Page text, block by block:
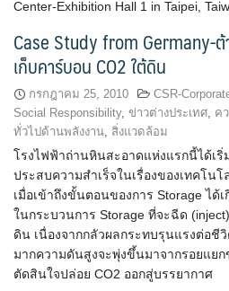
Center-Exhibition Hall 1 in Taipei,
Case Study from Germany-
เก็บคาร์บอน CO2 ใต้ดิน
กรกฎาคม 25, 2010
CSR-
Social Responsibility, ข่าวต่างประเทศ, ค
ทั่วไปด้านพลังงาน, สิ่งแวดล้อม
โรงไฟฟ้าถ่านหินสะอาดแห่งแรกนี้ได้เริ่
ประสบความสำเร็จในเรื่องของเทคโนโ
เมื่อเข้าถึงขั้นตอนของการ Storage ได้
ในกระบวนการ Storage ที่จะฉีด
ดิน เนื่องจากกลัวผลกระทบรุนแรงต่อ
มากความดันสูงจะพุ่งขึ้นมาจากรอยแย
ตัดสินใจปล่อย CO2 ออกสู่บรรยากาศ